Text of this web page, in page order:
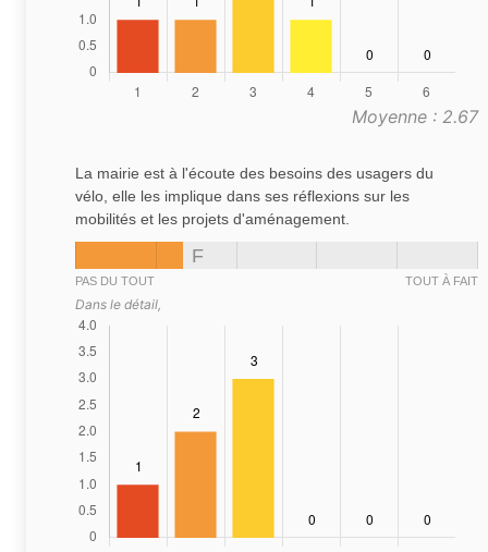
Moyenne : 2.67
La mairie est à l'écoute des besoins des usagers du
vélo, elle les implique dans ses réflexions sur les
mobilités et les projets d'aménagement.
F
PAS DU TOUT TOUT À FAIT
Dans le détail,